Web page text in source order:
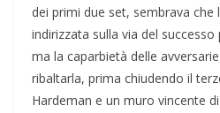
dei primi due set, sembrava che
indirizzata sulla via del
ma la caparbietà delle
ribaltarla, prima chiudendo il
Hardeman e un muro vincente